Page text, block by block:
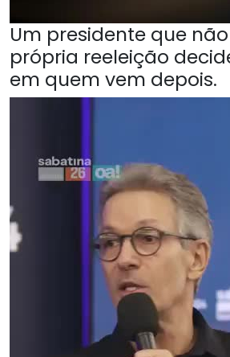
Um presidente que
própria reeleição
em quem vem depois.